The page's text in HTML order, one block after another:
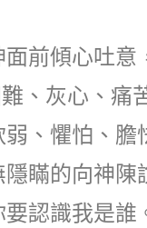
面前傾心吐意
、灰心、痛
、懼怕、膽
瞞的向神陳
認識我是誰